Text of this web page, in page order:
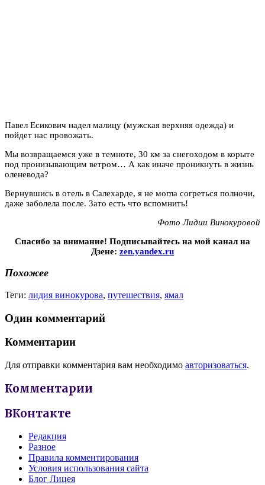
Павел Есикович надел малицу (мужская верхняя одежда) и
пойдет нас провожать.
Мы возвращаемся уже в темноте, 30 км за снегоходом в корыте
под пронизывающим ветром… А как иначе проникнуть в жизнь
оленевода?
Вернувшись в отель в Салехарде, я не могла согреться полночи,
даже заболела после. Зато есть что вспомнить!
Фото Лидии Винокуровой
Спасибо за внимание! Подписывайтесь на мой канал на
Дзене: zen.yandex.ru
Похожее
Теги: лидия винокурова, путешествия, ямал
Один комментарий
Комментарии
Для отправки комментария вам необходимо авторизоваться.
Комментарии
ВКонтакте
Редакция
Разное
Правила комментирования
Условия использования сайта
Блог Лицея